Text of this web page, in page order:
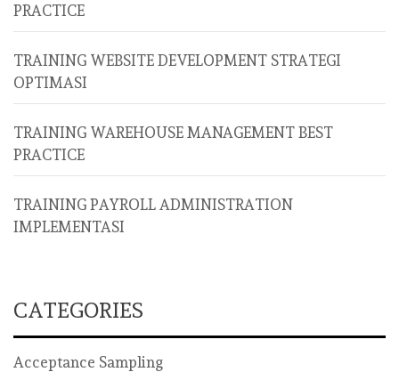
PRACTICE
TRAINING WEBSITE DEVELOPMENT STRATEGI
OPTIMASI
TRAINING WAREHOUSE MANAGEMENT BEST
PRACTICE
TRAINING PAYROLL ADMINISTRATION
IMPLEMENTASI
CATEGORIES
Acceptance Sampling